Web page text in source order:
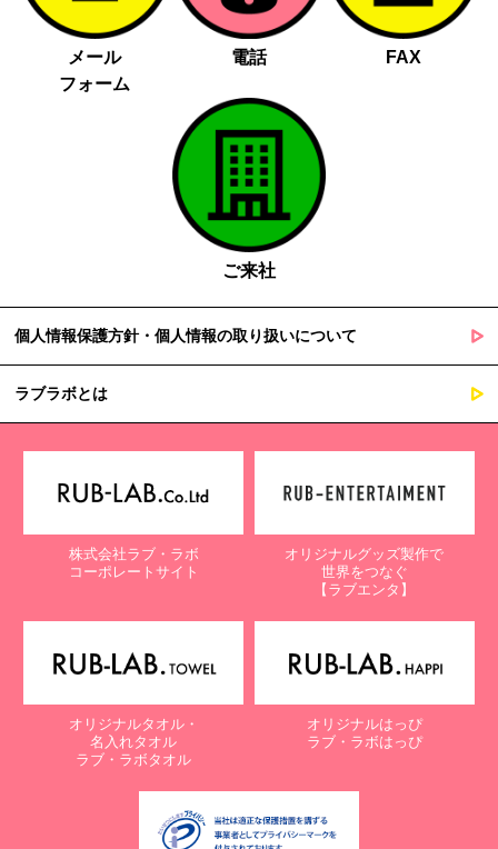
メール
フォーム
電話 FAX
ご来社
個人情報保護方針・個人情報の取り扱いについて
ラブラボとは
株式会社ラブ・ラボ
コーポレートサイト
オリジナルグッズ製作で
世界をつなぐ
【ラブエンタ】
オリジナルタオル・
名入れタオル
ラブ・ラボタオル
オリジナルはっぴ
ラブ・ラボはっぴ